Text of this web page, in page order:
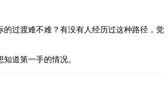
过渡难不难？有没有人经历过这种路径，觉
道第一手的情况。